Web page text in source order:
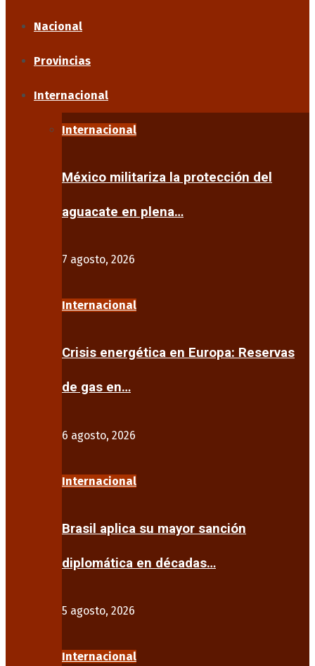
Nacional
Provincias
Internacional
Internacional
México militariza la protección del
aguacate en plena…
7 agosto, 2026
Internacional
Crisis energética en Europa: Reservas
de gas en…
6 agosto, 2026
Internacional
Brasil aplica su mayor sanción
diplomática en décadas…
5 agosto, 2026
Internacional